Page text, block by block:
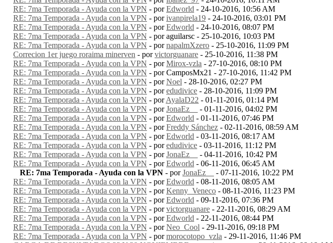
RE: 7ma Temporada - Ayuda con la VPN - porEdworld - 24-10-2016, 10:56 AM
RE: 7ma Temporada - Ayuda con la VPN - porivanpirela19 - 24-10-2016, 03:01 PM
RE: 7ma Temporada - Ayuda con la VPN - porEdworld - 24-10-2016, 08:07 PM
RE: 7ma Temporada - Ayuda con la VPN - por aguilarsc - 25-10-2016, 10:03 PM
RE: 7ma Temporada - Ayuda con la VPN - pornapalmXzero - 25-10-2016, 11:09 PM
Correcion 1er juego roraima minerven - porvictorguanare - 25-10-2016, 11:38 PM
RE: 7ma Temporada - Ayuda con la VPN - porMirox-vzla - 27-10-2016, 08:10 PM
RE: 7ma Temporada - Ayuda con la VPN - por CamposMx21 - 27-10-2016, 11:42 PM
RE: 7ma Temporada - Ayuda con la VPN - porNoel - 28-10-2016, 02:27 PM
RE: 7ma Temporada - Ayuda con la VPN - poredudivice - 28-10-2016, 11:09 PM
RE: 7ma Temporada - Ayuda con la VPN - porAyalaD22 - 01-11-2016, 01:14 PM
RE: 7ma Temporada - Ayuda con la VPN - porJonaEz__
- 01-11-2016, 04:02 PM
RE: 7ma Temporada - Ayuda con la VPN - porEdworld - 01-11-2016, 07:46 PM
RE: 7ma Temporada - Ayuda con la VPN - porFreddy Sánchez - 02-11-2016, 08:59 AM
RE: 7ma Temporada - Ayuda con la VPN - porEdworld - 03-11-2016, 08:17 AM
RE: 7ma Temporada - Ayuda con la VPN - poredudivice - 03-11-2016, 11:12 PM
RE: 7ma Temporada - Ayuda con la VPN - porJonaEz__
- 04-11-2016, 10:42 PM
RE: 7ma Temporada - Ayuda con la VPN - porEdworld - 06-11-2016, 06:45 AM
RE: 7ma Temporada - Ayuda con la VPN - porJonaEz__
- 07-11-2016, 10:22 PM
RE: 7ma Temporada - Ayuda con la VPN - porEdworld - 08-11-2016, 08:05 AM
RE: 7ma Temporada - Ayuda con la VPN - porKenny_Veneco - 08-11-2016, 11:23 PM
RE: 7ma Temporada - Ayuda con la VPN - porEdworld - 09-11-2016, 07:36 PM
RE: 7ma Temporada - Ayuda con la VPN - porvictorguanare - 22-11-2016, 08:29 AM
RE: 7ma Temporada - Ayuda con la VPN - porEdworld - 22-11-2016, 08:44 PM
RE: 7ma Temporada - Ayuda con la VPN - porNeo_Cool - 29-11-2016, 09:18 PM
RE: 7ma Temporada - Ayuda con la VPN - pormorocotopo_vzla - 29-11-2016, 11:46 PM